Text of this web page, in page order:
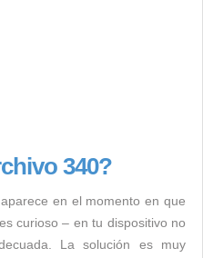
340?
en el momento en que
curioso – en tu dispositivo no
La solución es muy